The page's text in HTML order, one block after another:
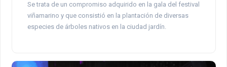
Se trata de un compromiso adquirido en la gala del festival
viñamarino y que consistió en la plantación de diversas
especies de árboles nativos en la ciudad jardín.